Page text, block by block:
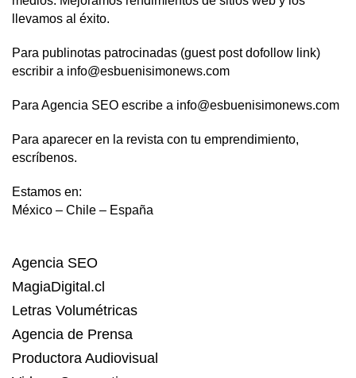
llevamos al éxito.
Para publinotas patrocinadas (guest post dofollow link)
escribir a info@esbuenisimonews.com
Para Agencia SEO escribe a info@esbuenisimonews.com
Para aparecer en la revista con tu emprendimiento,
escríbenos.
Estamos en:
México – Chile – España
Agencia SEO
MagiaDigital.cl
Letras Volumétricas
Agencia de Prensa
Productora Audiovisual